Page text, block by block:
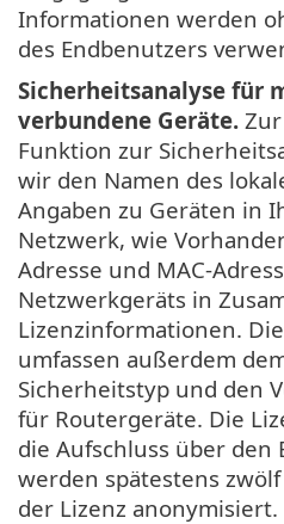
Informationen werden
des Endbenutzers
Sicherheitsanalyse für
verbundene Geräte.
Funktion zur
wir den Namen des
Angaben zu Geräten in
Netzwerk, wie
Adresse und MAC-
Netzwerkgeräts in
Lizenzinformationen.
umfassen außerdem
Sicherheitstyp und den
für Routergeräte. Die
die Aufschluss über den
werden spätestens
der Lizenz anonymisiert.